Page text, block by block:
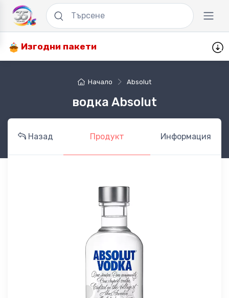
Изгодни пакети
Начало Absolut
водка Absolut
Назад Продукт Информация